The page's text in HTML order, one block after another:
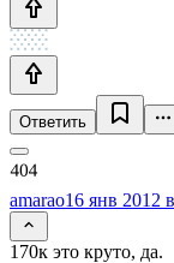
Ответить
amarao16 янв 2012
170к это круто, да.